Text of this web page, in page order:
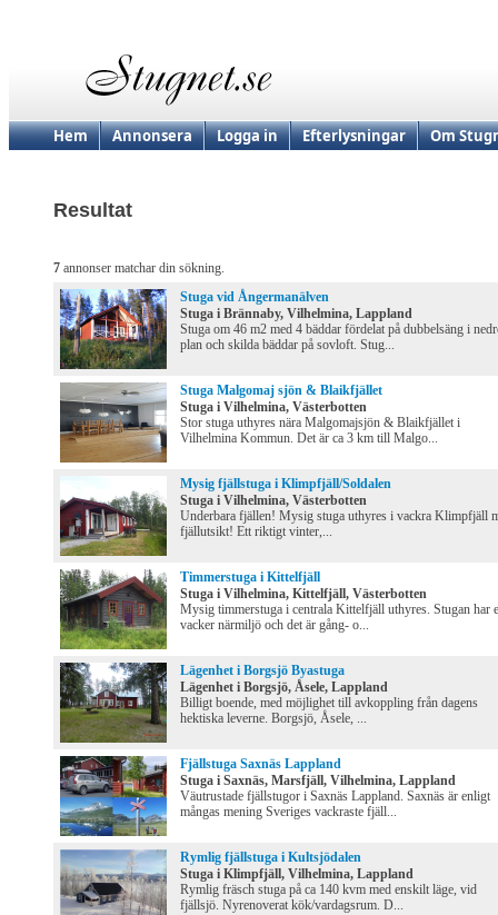
Hem Annonsera Logga in Efterlysningar Om
Resultat
7 annonser matchar din sökning.
Stuga vid Ångermanälven
Stuga i Brännaby, Vilhelmina, Lappland
Stuga om 46 m2 med 4 bäddar fördelat på dubbelsäng i
plan och skilda bäddar på sovloft. Stug...
Stuga Malgomaj sjön & Blaikfjället
Stuga i Vilhelmina, Västerbotten
Stor stuga uthyres nära Malgomajsjön & Blaikfjället i
Vilhelmina Kommun. Det är ca 3 km till Malgo...
Mysig fjällstuga i Klimpfjäll/Soldalen
Stuga i Vilhelmina, Västerbotten
Underbara fjällen! Mysig stuga uthyres i vackra Klimpfjäll
fjällutsikt! Ett riktigt vinter,...
Timmerstuga i Kittelfjäll
Stuga i Vilhelmina, Kittelfjäll, Västerbotten
Mysig timmerstuga i centrala Kittelfjäll uthyres. Stugan har
vacker närmiljö och det är gång- o...
Lägenhet i Borgsjö Byastuga
Lägenhet i Borgsjö, Åsele, Lappland
Billigt boende, med möjlighet till avkoppling från dagens
hektiska leverne. Borgsjö, Åsele, ...
Fjällstuga Saxnäs Lappland
Stuga i Saxnäs, Marsfjäll, Vilhelmina, Lappland
Väutrustade fjällstugor i Saxnäs Lappland. Saxnäs är enligt
mångas mening Sveriges vackraste fjäll...
Rymlig fjällstuga i Kultsjödalen
Stuga i Klimpfjäll, Vilhelmina, Lappland
Rymlig fräsch stuga på ca 140 kvm med enskilt läge, vid
fjällsjö. Nyrenoverat kök/vardagsrum. D...